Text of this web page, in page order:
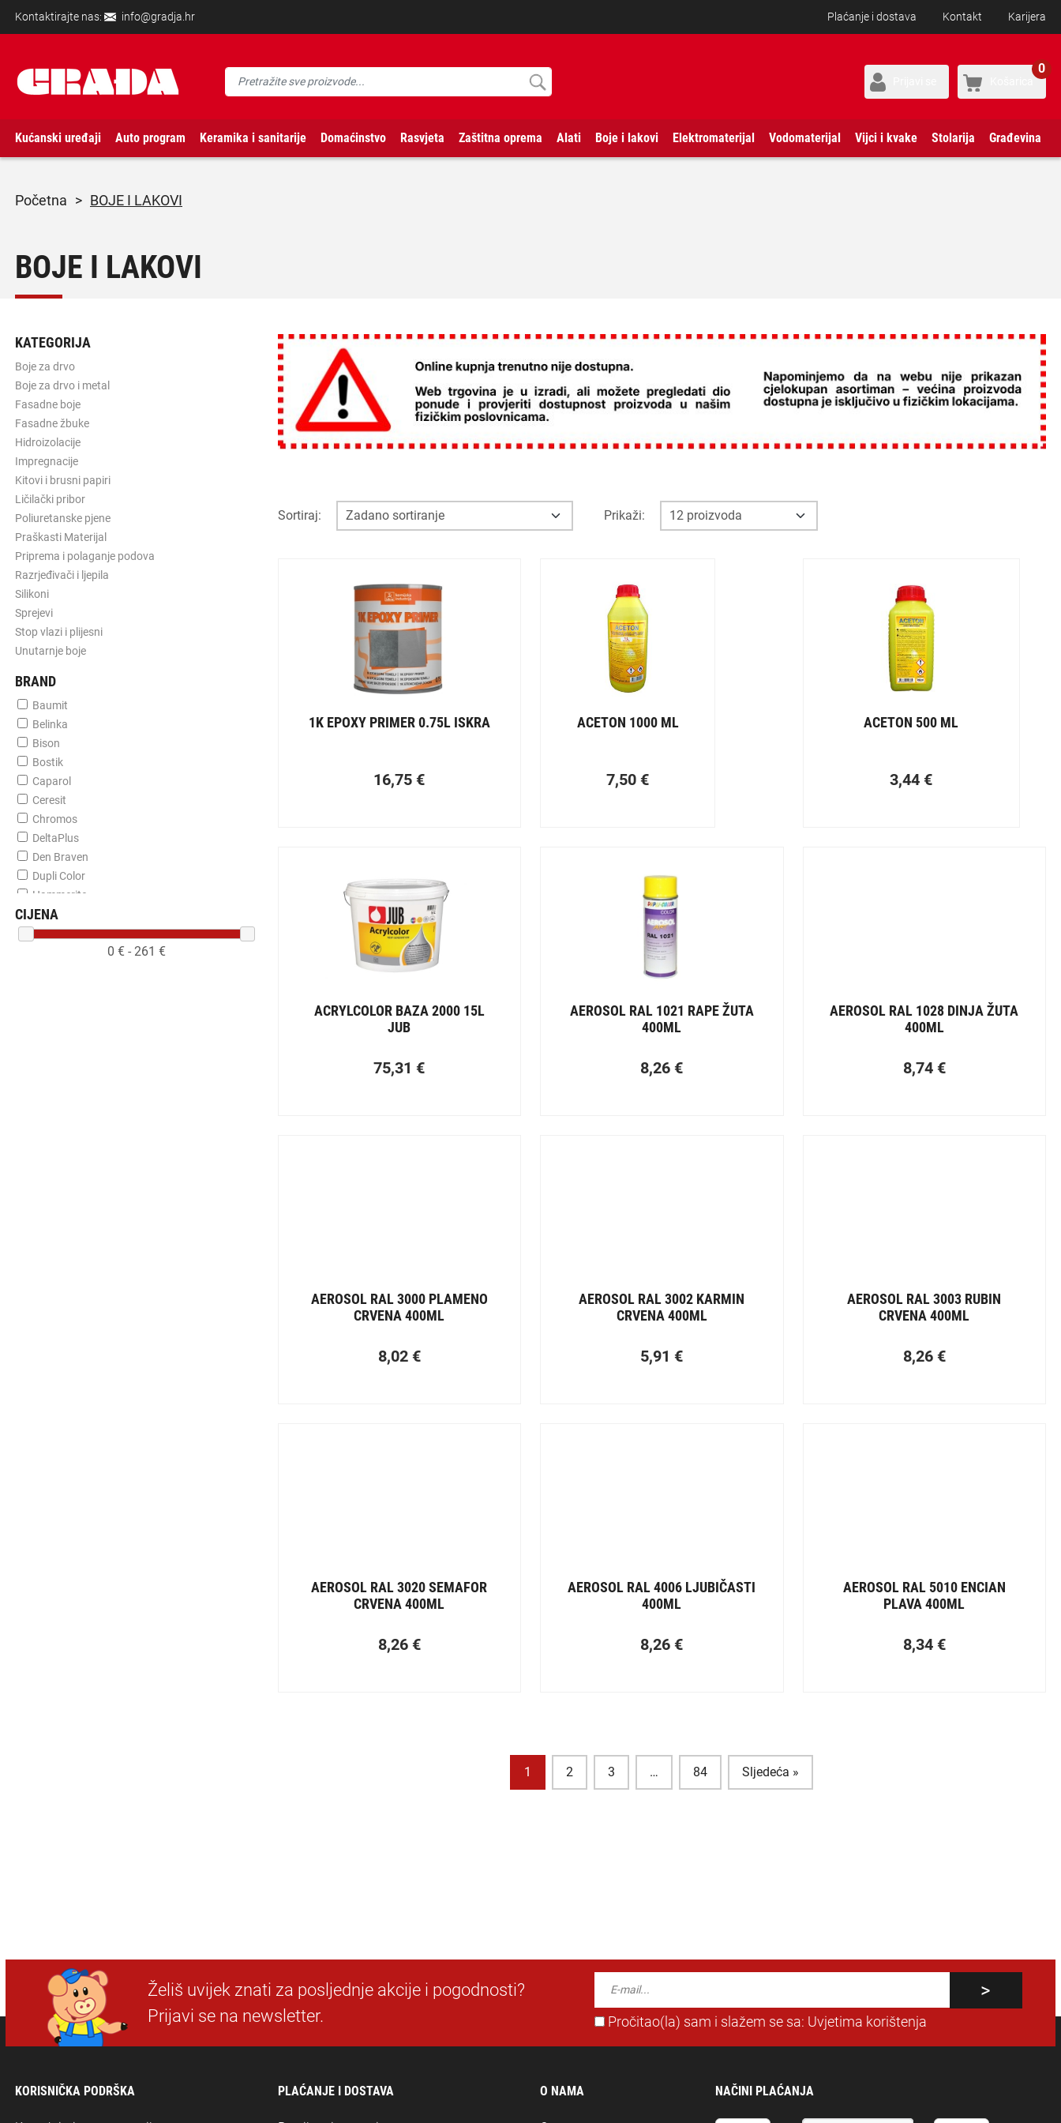
Kontaktirajte nas: info@gradja.hr Plaćanje i dostava Kontakt Karijera
0
Kućanski uređaji Auto program Keramika i sanitarije Domaćinstvo Rasvjeta Zaštitna oprema Alati Boje i lakovi Elektromaterijal Vodomaterijal Vijci i kvake Stolarija Građevina
početna > BOJE I LAKOVI
BOJE I LAKOVI
KATEGORIJA
Boje za drvo
Boje za drvo i metal
Fasadne boje
Fasadne žbuke
Hidroizolacije
Impregnacije
Kitovi i brusni papiri
Ličilački pribor
Poliuretanske pjene
Praškasti Materijal
Priprema i polaganje podova
Razrjeđivači i ljepila
Silikoni
Sprejevi
Stop vlazi i plijesni
Unutarnje boje
BRAND
Baumit
Belinka
Bison
Bostik
Caparol
Ceresit
Chromos
DeltaPlus
Den Braven
Dupli Color
Hammerite
Hempel
Henkel
CIJENA
0 € - 261 €
Sortiraj: Prikaži:
1K EPOXY PRIMER 0.75L ISKRA
16,75 €
ACETON 1000 ML
7,50 €
ACETON 500 ML
3,44 €
ACRYLCOLOR BAZA 2000 15L
JUB
75,31 €
AEROSOL RAL 1021 RAPE ŽUTA
400ML
8,26 €
AEROSOL RAL 1028 DINJA ŽUTA
400ML
8,74 €
AEROSOL RAL 3000 PLAMENO
CRVENA 400ML
8,02 €
AEROSOL RAL 3002 KARMIN
CRVENA 400ML
5,91 €
AEROSOL RAL 3003 RUBIN
CRVENA 400ML
8,26 €
AEROSOL RAL 3020 SEMAFOR
CRVENA 400ML
8,26 €
AEROSOL RAL 4006 LJUBIČASTI
400ML
8,26 €
AEROSOL RAL 5010 ENCIAN
PLAVA 400ML
8,34 €
1 2 3 … 84 Sljedeća »
Želiš uvijek znati za posljednje akcije i pogodnosti?
Prijavi se na newsletter.
Pročitao(la) sam i slažem se sa: Uvjetima korištenja
KORISNIČKA PODRŠKA PLAĆANJE I DOSTAVA O NAMA NAČINI PLAĆANJA